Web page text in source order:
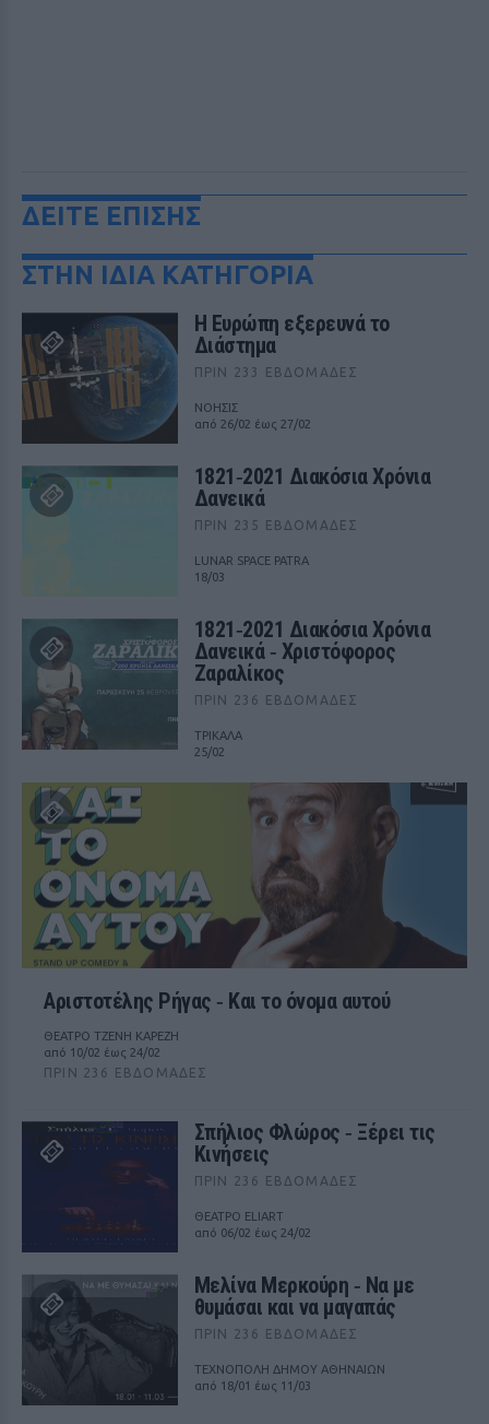
ΔΕΙΤΕ ΕΠΙΣΗΣ
ΣΤΗΝ ΙΔΙΑ ΚΑΤΗΓΟΡΙΑ
Η Ευρώπη εξερευνά το
Διάστημα
ΠΡΙΝ 233 ΕΒΔΟΜΆΔΕΣ
ΝΟΗΣΙΣ
από 26/02 έως 27/02
1821‑2021 Διακόσια Χρόνια
Δανεικά
ΠΡΙΝ 235 ΕΒΔΟΜΆΔΕΣ
LUNAR SPACE PATRA
18/03
1821‑2021 Διακόσια Χρόνια
Δανεικά ‑ Χριστόφορος
Ζαραλίκος
ΠΡΙΝ 236 ΕΒΔΟΜΆΔΕΣ
ΤΡΙΚΑΛΑ
25/02
Αριστοτέλης Ρήγας ‑ Kαι το όνομα αυτού
ΘΕΑΤΡΟ ΤΖΕΝΗ ΚΑΡΕΖΗ
από 10/02 έως 24/02
ΠΡΙΝ 236 ΕΒΔΟΜΆΔΕΣ
Σπήλιος Φλώρος ‑ Ξέρει τις
Κινήσεις
ΠΡΙΝ 236 ΕΒΔΟΜΆΔΕΣ
ΘΕΑΤΡΟ ELIART
από 06/02 έως 24/02
Μελίνα Μερκούρη ‑ Να με
θυμάσαι και να μαγαπάς
ΠΡΙΝ 236 ΕΒΔΟΜΆΔΕΣ
ΤΕΧΝΟΠΟΛΗ ΔΗΜΟΥ ΑΘΗΝΑΙΩΝ
από 18/01 έως 11/03